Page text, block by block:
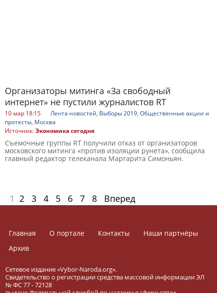
Организаторы митинга «За свободный
интернет» не пустили журналистов RT
10 мар 18:15 Лента новостей, Выборы 2019, Общественные акции и
протесты, Москва
Источник:Экономика сегодня
Съемочные группы RT получили отказ от организаторов
московского митинга «против изоляции рунета», сообщила
главный редактор телеканала Маргарита Симоньян.
1 2 3 4 5 6 7 8 Вперед
Главная О портале Контакты
Наши партнёры
Архив
Сетевое издание «Vybor-Naroda.org».
Свидетельство о регистрации средства массовой информации ЭЛ
№ ФС 77 - 72128